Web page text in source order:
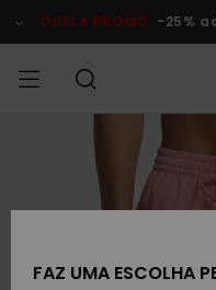
do
DUPLA PROMO -25%
MENINO
MULHER
FAZ UMA ESCOLHA